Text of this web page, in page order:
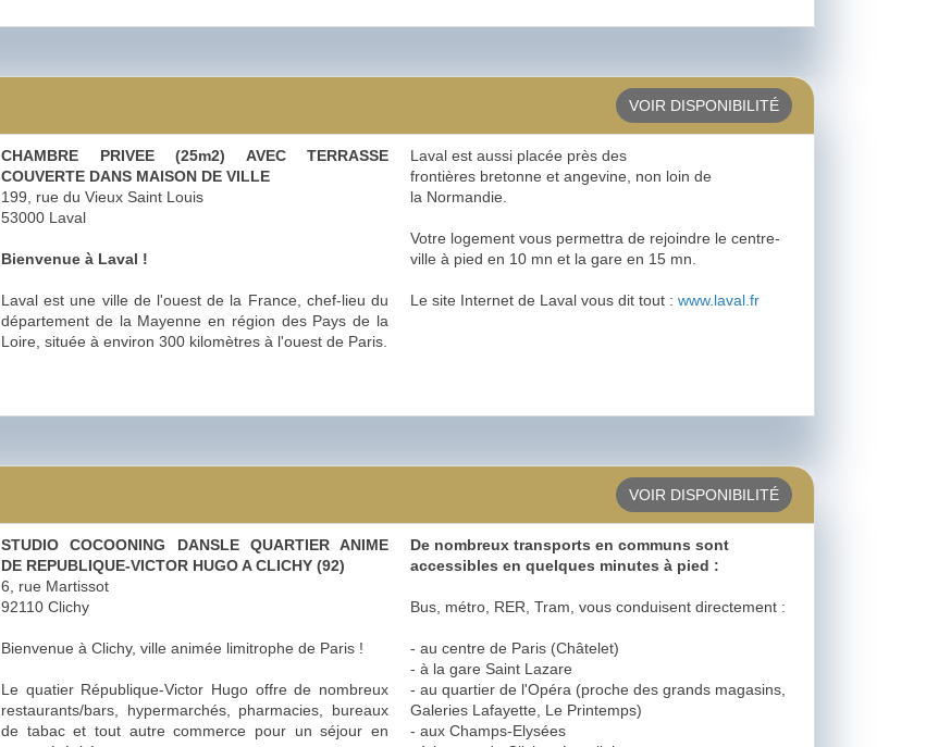
VOIR DISPONIBILITÉ
CHAMBRE PRIVEE (25m2) AVEC TERRASSE
COUVERTE DANS MAISON DE VILLE
199, rue du Vieux Saint Louis
53000 Laval
Bienvenue à Laval !
Laval est une ville de l'ouest de la France, chef-lieu du
département de la Mayenne en région des Pays de la
Loire, située à environ 300 kilomètres à l'ouest de Paris.
Laval est aussi placée près des
frontières bretonne et angevine, non loin de
la Normandie.
Votre logement vous permettra de rejoindre le centre-
ville à pied en 10 mn et la gare en 15 mn.
Le site Internet de Laval vous dit tout : www.laval.fr
VOIR DISPONIBILITÉ
STUDIO COCOONING DANSLE QUARTIER ANIME
DE REPUBLIQUE-VICTOR HUGO A CLICHY (92)
6, rue Martissot
92110 Clichy
Bienvenue à Clichy, ville animée limitrophe de Paris !
Le quatier République-Victor Hugo offre de nombreux
restaurants/bars, hypermarchés, pharmacies, bureaux
de tabac et tout autre commerce pour un séjour en
De nombreux transports en communs sont
accessibles en quelques minutes à pied :
Bus, métro, RER, Tram, vous conduisent directement :
- au centre de Paris (Châtelet)
- à la gare Saint Lazare
- au quartier de l'Opéra (proche des grands magasins,
Galeries Lafayette, Le Printemps)
- aux Champs-Elysées